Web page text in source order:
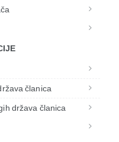
članica
država članica